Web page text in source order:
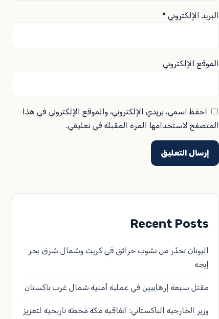
البريد الإلكتروني *
الموقع الإلكتروني
احفظ اسمي، بريدي الإلكتروني، والموقع الإلكتروني في هذا
المتصفح لاستخدامها المرة المقبلة في تعليقي.
Recent Posts
اليونان تحذّر من نشوب حرائق في كريت وشمال شرق بحر
إيجه
مقتل سبعة إرهابيين في عملية أمنية شمال غرب باكستان
وزير الخارجية الباكستاني: اتفاقية مكة محطة تاريخية لتعزيز